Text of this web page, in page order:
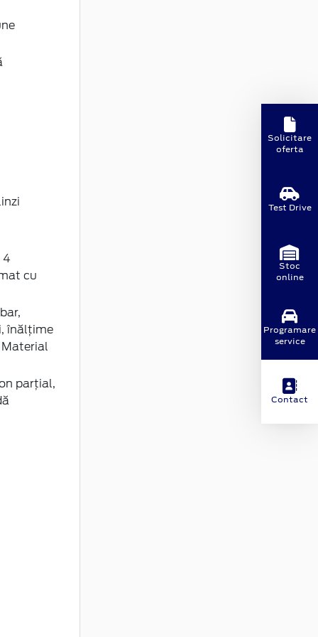
4
cu
înălțime
parţial,
Solicitare
oferta
Test Drive
Stoc
online
Programare
service
Contact